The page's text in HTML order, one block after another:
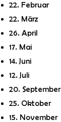
22. Februar
22. März
26. April
17. Mai
14. Juni
12. Juli
20. September
25. Oktober
15. November